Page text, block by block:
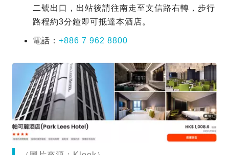
二號出口，出站後請往南走至文信路右轉，步行
路程約3分鐘即可抵達本酒店。
電話： +886 7 962 8800